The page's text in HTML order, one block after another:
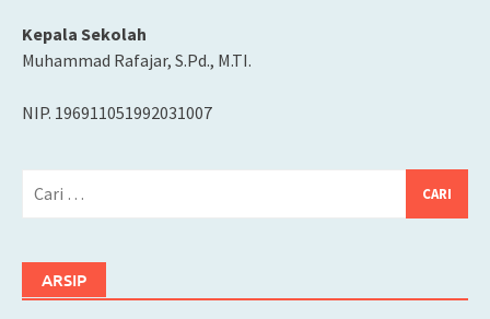
Kepala Sekolah
Muhammad Rafajar, S.Pd., M.TI.
NIP. 196911051992031007
ARSIP